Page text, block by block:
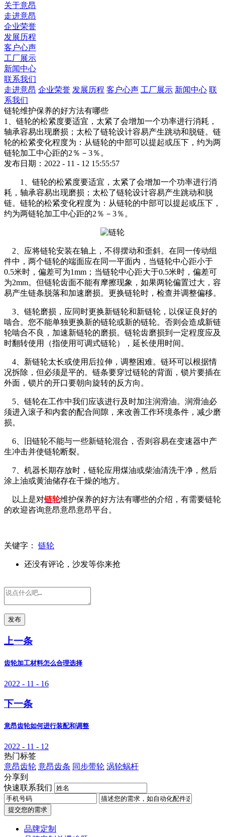
关于意昂
走进意昂
企业荣誉
发展历程
客户心声
工厂展示
新闻中心
联系我们
走进意昂 企业荣誉 发展历程 客户心声 工厂展示 新闻中心 联
系我们
链轮维护保养的好方法有哪些
1、链轮的松紧度要适宜，太紧了会增加一个功率进行消耗，
轴承容易出现磨损；太松了链轮设计容易产生跳动和脱链。链
轮的松紧变化程度为：从链轮的中部可以提起或压下，约为两
链轮加工中心距的2％－3％。
发布日期：2022 - 11 - 12 15:55:57
1、链轮的松紧度要适宜，太紧了会增加一个功率进行消
耗，轴承容易出现磨损；太松了链轮设计容易产生跳动和脱
链。链轮的松紧变化程度为：从链轮的中部可以提起或压下，
约为两链轮加工中心距的2％－3％。
2、应将链轮安装在轴上，不得摆动和歪斜。在同一传动组
件中，两个链轮的端面应在同一平面内，当链轮中心距小于
0.5米时，偏差可为1mm；当链轮中心距大于0.5米时，偏差可
为2mm。但链轮齿面不能有摩擦现象，如果两轮偏置过大，容
易产生链条脱落和加速磨损。更换链轮时，检查并调整偏移。
3、链轮磨损，应同时更换新链轮和新链轮，以保证良好的
啮合。您不能单独更换新的链轮或新的链轮。否则会造成新链
轮啮合不良，加速新链轮的磨损。链轮齿磨损到一定程度应及
时翻转使用（指使用可调式链轮），延长使用时间。
4、新链轮太长或使用后拉伸，调整困难。链环可以根据情
况拆除，但必须是平的。链条要穿过链轮的背面，锁片要插在
外面，锁片的开口要朝向旋转的反方向。
5、链轮在工作中我们应该进行及时加注润滑油。润滑油必
须进入滚子和内套的配合间隙，来改善工作环境条件，减少磨
损。
6、旧链轮不能与一些新链轮混合，否则容易在变速器中产
生冲击并使链轮断裂。
7、机器长期存放时，链轮应用煤油或柴油清洗干净，然后
涂上油或黄油储存在干燥的地方。
以上是对链轮维护保养的好方法有哪些的介绍，有需要链轮
的欢迎咨询意昂意昂意昂平台。
关键字： 链轮
还没有评论，沙发等你来抢
发布
上一条
齿轮加工材料怎么合理选择
2022 - 11 - 16
下一条
意昂齿轮如何进行装配和调整
2022 - 11 - 12
热门标签
意昂齿轮 意昂齿条 同步带轮 涡轮蜗杆
分享到
快速联系我们
提交您的需求
品牌定制